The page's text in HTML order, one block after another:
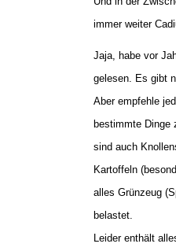
immer weiter
Jaja, habe vor
gelesen. Es gibt
Aber empfehle
bestimmte Dinge
sind auch
Kartoffeln
alles Grünzeug
belastet.
Leider enthält